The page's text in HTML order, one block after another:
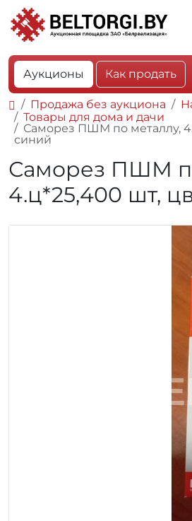
Аукционы Как продать
Продажа без аукциона
Товары для дома и дачи
Саморез ПШМ по металлу,
синий
Саморез ПШМ
4.ц*25,400 шт,